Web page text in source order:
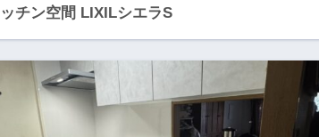
ッチン空間 LIXILシエラS